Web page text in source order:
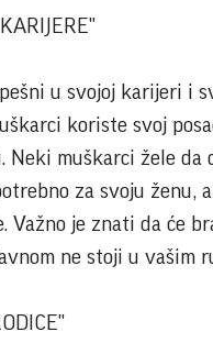
u svojoj karijeri i
koriste svoj
Neki muškarci žele da
za svoju ženu,
Važno je znati da će
ne stoji u vašim